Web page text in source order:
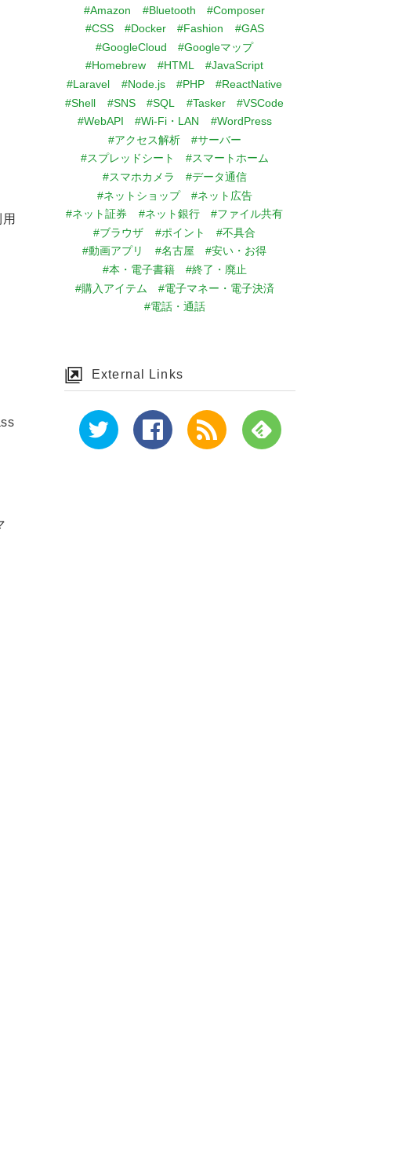
#Amazon #Bluetooth
#Composer
#CSS
#Docker #Fashion
#GAS
#GoogleCloud
#Googleマップ
#Homebrew
#HTML
#JavaScript
#Laravel
#Node.js #PHP
#ReactNative
#Shell
#SNS #SQL #Tasker
#VSCode
#WebAPI
#Wi-Fi・LAN
#WordPress
#アクセス解析
#サーバー
#スプレッドシート
#スマートホーム
#スマホカメラ
#データ通信
#ネットショップ
#ネット広告
#ネット証券
#ネット銀行
#ファイル共有
#ブラウザ
#ポイント
#不具合
#動画アプリ
#名古屋
#安い・お得
#本・電子書籍
#終了・廃止
#購入アイテム
#電子マネー・電子決済
#電話・通話
External Links